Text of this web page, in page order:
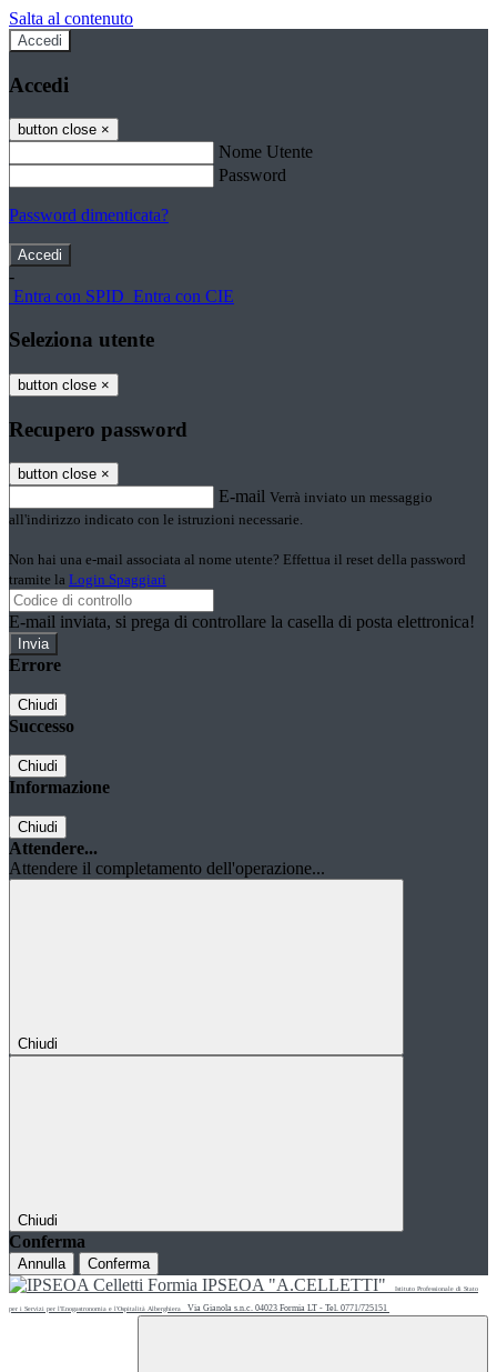
Salta al contenuto
Accedi
Accedi
button close ×
Nome Utente
Password
Password dimenticata?
-
Entra con SPID Entra con CIE
Seleziona utente
button close ×
Recupero password
button close ×
E-mail Verrà inviato un messaggio
all'indirizzo indicato con le istruzioni necessarie.
Non hai una e-mail associata al nome utente? Effettua il reset della password
tramite la Login Spaggiari
E-mail inviata, si prega di controllare la casella di posta elettronica!
Errore
Chiudi
Successo
Chiudi
Informazione
Chiudi
Attendere...
Attendere il completamento dell'operazione...
Chiudi
Chiudi
Conferma
Annulla Conferma
IPSEOA "A.CELLETTI" Istituto Professionale di Stato
per i Servizi per l'Enogastronomia e l'Ospitalità Alberghiera Via Gianola s.n.c. 04023 Formia LT - Tel. 0771/725151